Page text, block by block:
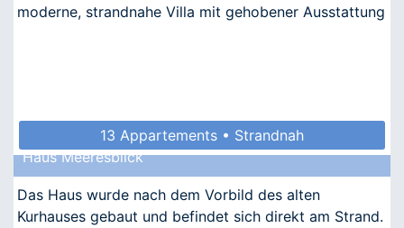
moderne, strandnahe Villa mit gehobener Ausstattung
13 Appartements • Strandnah
Haus Meeresblick
Das Haus wurde nach dem Vorbild des alten
Kurhauses gebaut und befindet sich direkt am Strand.